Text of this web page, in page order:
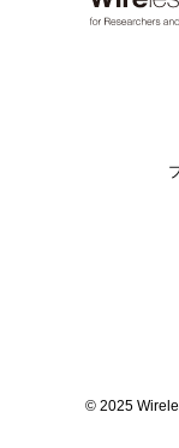
© 2025